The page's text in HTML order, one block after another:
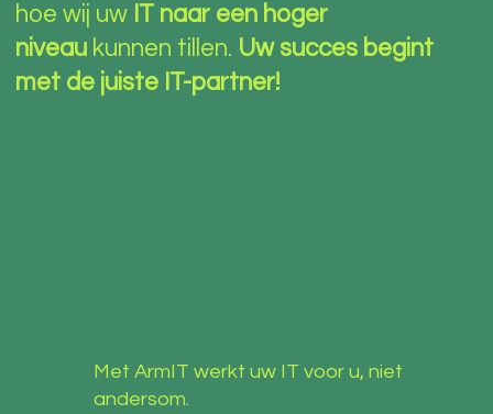
Met ArmIT werkt uw IT voor u, niet
andersom.
hoe wij uw IT naar een hoger
niveaukunnen tillen. Uw succes begint
met de juiste IT-partner!